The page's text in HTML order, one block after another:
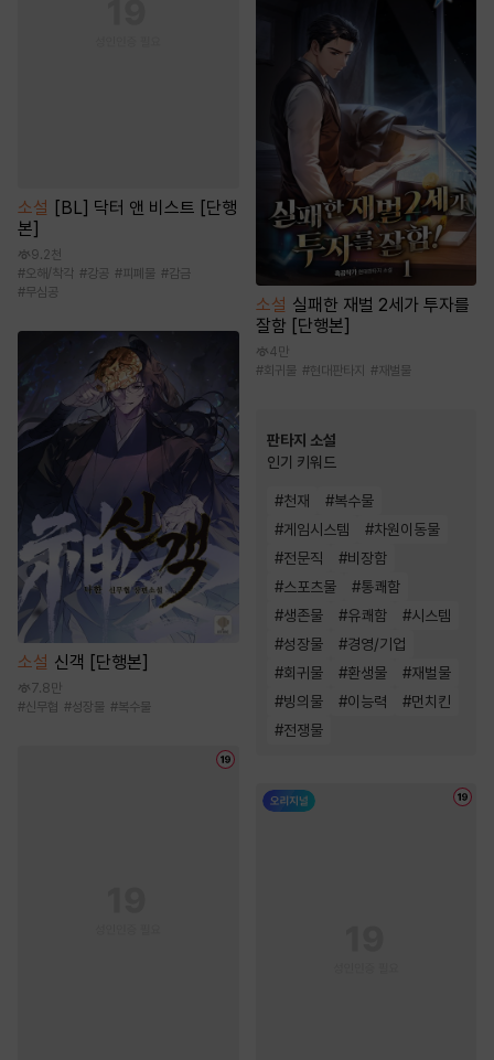
소설 [BL] 닥터 앤 비스트 [단행
본]
9.2천
#오해/착각 #강공 #피폐물 #감금
#무심공
소설 신객 [단행본]
7.8만
#신무협 #성장물 #복수물
소설 실패한 재벌 2세가 투자를
잘함 [단행본]
4만
#회귀물 #현대판타지 #재벌물
판타지 소설
인기 키워드
#천재 #복수물
#게임시스템 #차원이동물
#전문직 #비장함
#스포츠물 #통쾌함
#생존물 #유쾌함 #시스템
#성장물 #경영/기업
#회귀물 #환생물 #재벌물
#빙의물 #이능력 #먼치킨
#전쟁물